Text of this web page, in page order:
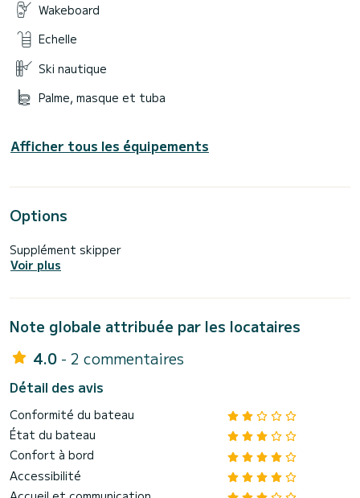
Wakeboard
Echelle
Ski nautique
Palme, masque et tuba
Afficher tous les équipements
Options
Supplément skipper
Voir plus
Note globale attribuée par les locataires
4.0 - 2 commentaires
Détail des avis
Conformité du bateau
État du bateau
Confort à bord
Accessibilité